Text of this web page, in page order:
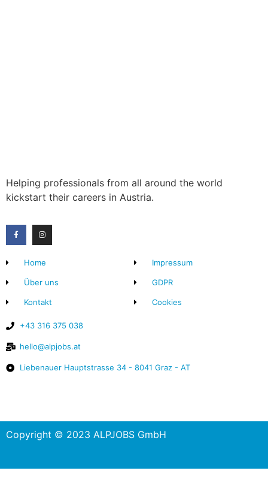
Helping professionals from all around the world
kickstart their careers in Austria.
Home
Über uns
Kontakt
Impressum
GDPR
Cookies
+43 316 375 038
hello@alpjobs.at
Liebenauer Hauptstrasse 34 - 8041 Graz - AT
Copyright © 2023 ALPJOBS GmbH